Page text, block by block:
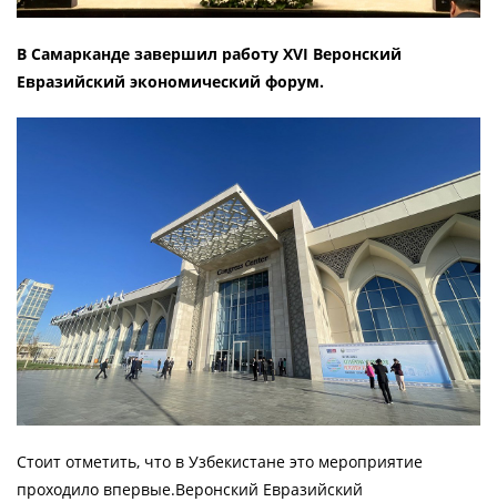
В Самарканде завершил работу XVI Веронский
Евразийский экономический форум.
Стоит отметить, что в Узбекистане это мероприятие
проходило впервые.Веронский Евразийский